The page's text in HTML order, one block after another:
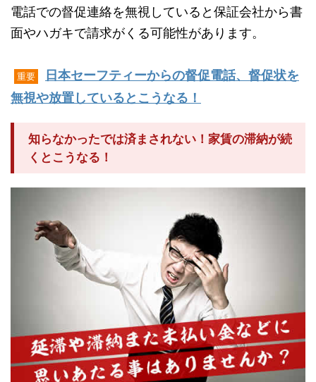
電話での督促連絡を無視していると保証会社から書
面やハガキで請求がくる可能性があります。
重要
日本セーフティーからの督促電話、督促状を
無視や放置しているとこうなる！
知らなかったでは済まされない！家賃の滞納が続
くとこうなる！